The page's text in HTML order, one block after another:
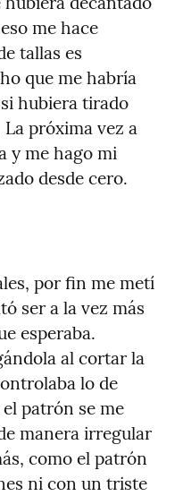
me hace
tallas es
que me habría
hubiera tirado
próxima vez a
y me hago mi
desde cero.
por fin me metí
ser a la vez más
esperaba.
al cortar la
lo de
patrón se me
manera irregular
como el patrón
ni con un triste